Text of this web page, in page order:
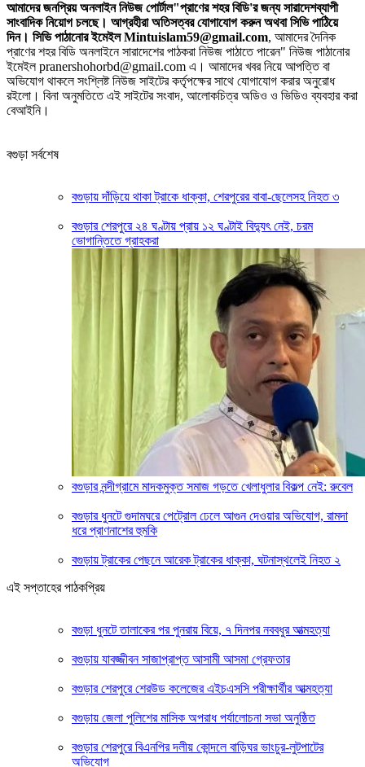
আমাদের জনপ্রিয় অনলাইন নিউজ পোর্টাল"প্রাণের শহর বিডি'র জন্য সারাদেশব্যাপী
সাংবাদিক নিয়োগ চলছে। আগ্রহীরা অতিসত্বর যোগাযোগ করুন অথবা সিভি পাঠিয়ে
দিন। সিভি পাঠানোর ইমেইল Mintuislam59@gmail.com, আমাদের দৈনিক
প্রাণের শহর বিডি অনলাইনে সারাদেশের পাঠকরা নিউজ পাঠাতে পারেন" নিউজ পাঠানোর
ইমেইল pranershohorbd@gmail.com এ। আমাদের খবর নিয়ে আপত্তি বা
অভিযোগ থাকলে সংশ্লিষ্ট নিউজ সাইটের কর্তৃপক্ষের সাথে যোগাযোগ করার অনুরোধ
রইলো। বিনা অনুমতিতে এই সাইটের সংবাদ, আলোকচিত্র অডিও ও ভিডিও ব্যবহার করা
বেআইনি।
বগুড়া সর্বশেষ
বগুড়ায় দাঁড়িয়ে থাকা ট্রাকে ধাক্কা, শেরপুরের বাবা-ছেলেসহ নিহত ৩
বগুড়ার শেরপুরে ২৪ ঘণ্টায় প্রায় ১২ ঘণ্টাই বিদ্যুৎ নেই, চরম
ভোগান্তিতে গ্রাহকরা
বগুড়ার নন্দীগ্রামে মাদকমুক্ত সমাজ গড়তে খেলাধুলার বিকল্প নেই: রুবেল
বগুড়ার ধুনটে গুদামঘরে পেট্রোল ঢেলে আগুন দেওয়ার অভিযোগ, রামদা
ধরে প্রাণনাশের হুমকি
বগুড়ায় ট্রাকের পেছনে আরেক ট্রাকের ধাক্কা, ঘটনাস্থলেই নিহত ২
এই সপ্তাহের পাঠকপ্রিয়
বগুড়া ধুনটে তালাকের পর পুনরায় বিয়ে, ৭ দিনপর নববধুর আত্মহত্যা
বগুড়ায় যাবজ্জীবন সাজাপ্রাপ্ত আসামী আসমা গ্রেফতার
বগুড়ার শেরপুরে শেরউড কলেজের এইচএসসি পরীক্ষার্থীর আত্মহত্যা
বগুড়ায় জেলা পুলিশের মাসিক অপরাধ পর্যালোচনা সভা অনুষ্ঠিত
বগুড়ার শেরপুরে বিএনপির দলীয় কোন্দলে বাড়িঘর ভাংচুর-লুটপাটের
অভিযোগ